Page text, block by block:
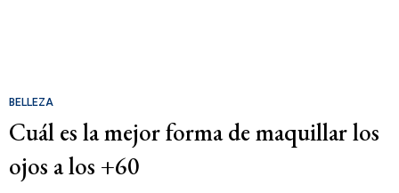
BELLEZA
Cuál es la mejor forma de maquillar los
ojos a los +60